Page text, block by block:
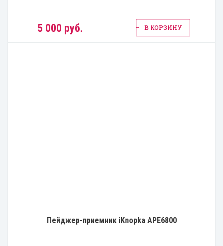
5 000 руб. В КОРЗИНУ
Пейджер-приемник iKnopka APE6800